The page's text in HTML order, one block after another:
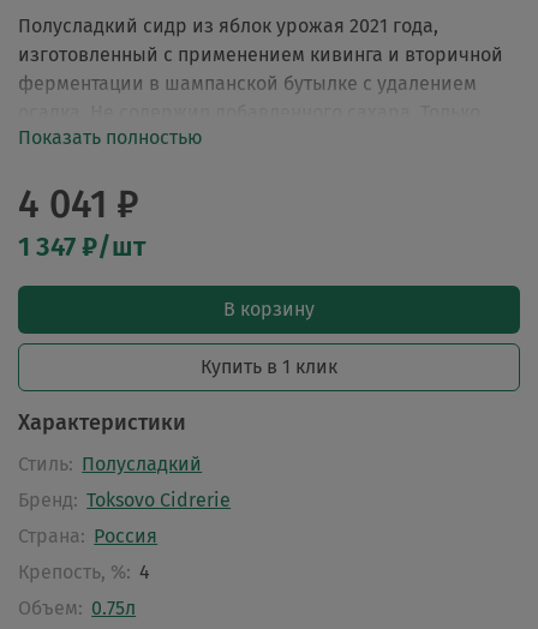
4 041 ₽
1 347 ₽/шт
В корзину
Купить в 1 клик
Характеристики
Стиль: Полусладкий
Бренд: Toksovo Cidrerie
Страна: Россия
Крепость, %: 4
Объем: 0.75л
Полусладкий сидр из яблок урожая 2021 года,
изготовленный с применением кивинга и вторичной
ферментации в шампанской бутылке с удалением
100% яблоки!
Показать полностью